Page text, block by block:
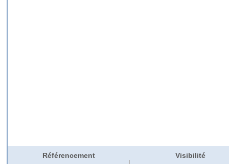
Référencement Visibilité